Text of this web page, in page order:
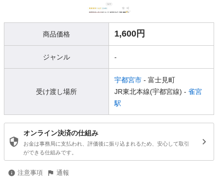
商品価格 1,600円
ジャンル -
受け渡し場所
宇都宮市 - 富士見町
JR東北本線(宇都宮線) - 雀宮
駅
オンライン決済の仕組み
お金は事務局に支払われ、評価後に振り込まれるため、安心して取引
ができる仕組みです。
注意事項 通報